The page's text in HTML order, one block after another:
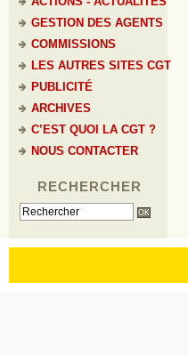
GESTION DES AGENTS
COMMISSIONS
LES AUTRES SITES CGT
PUBLICITÉ
ARCHIVES
C’EST QUOI LA CGT ?
NOUS CONTACTER
RECHERCHER